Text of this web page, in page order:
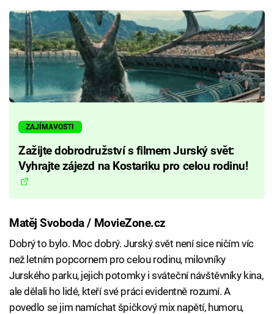
ZAJÍMAVOSTI
Zažijte dobrodružství s filmem Jurský svět:
Vyhrajte zájezd na Kostariku pro celou rodinu!
Matěj Svoboda / MovieZone.cz
Dobrý to bylo. Moc dobrý. Jurský svět není sice ničím víc
než letním popcornem pro celou rodinu, milovníky
Jurského parku, jejich potomky i sváteční návštěvníky kina,
ale dělali ho lidé, kteří své práci evidentně rozumí. A
povedlo se jim namíchat špičkový mix napětí, humoru,